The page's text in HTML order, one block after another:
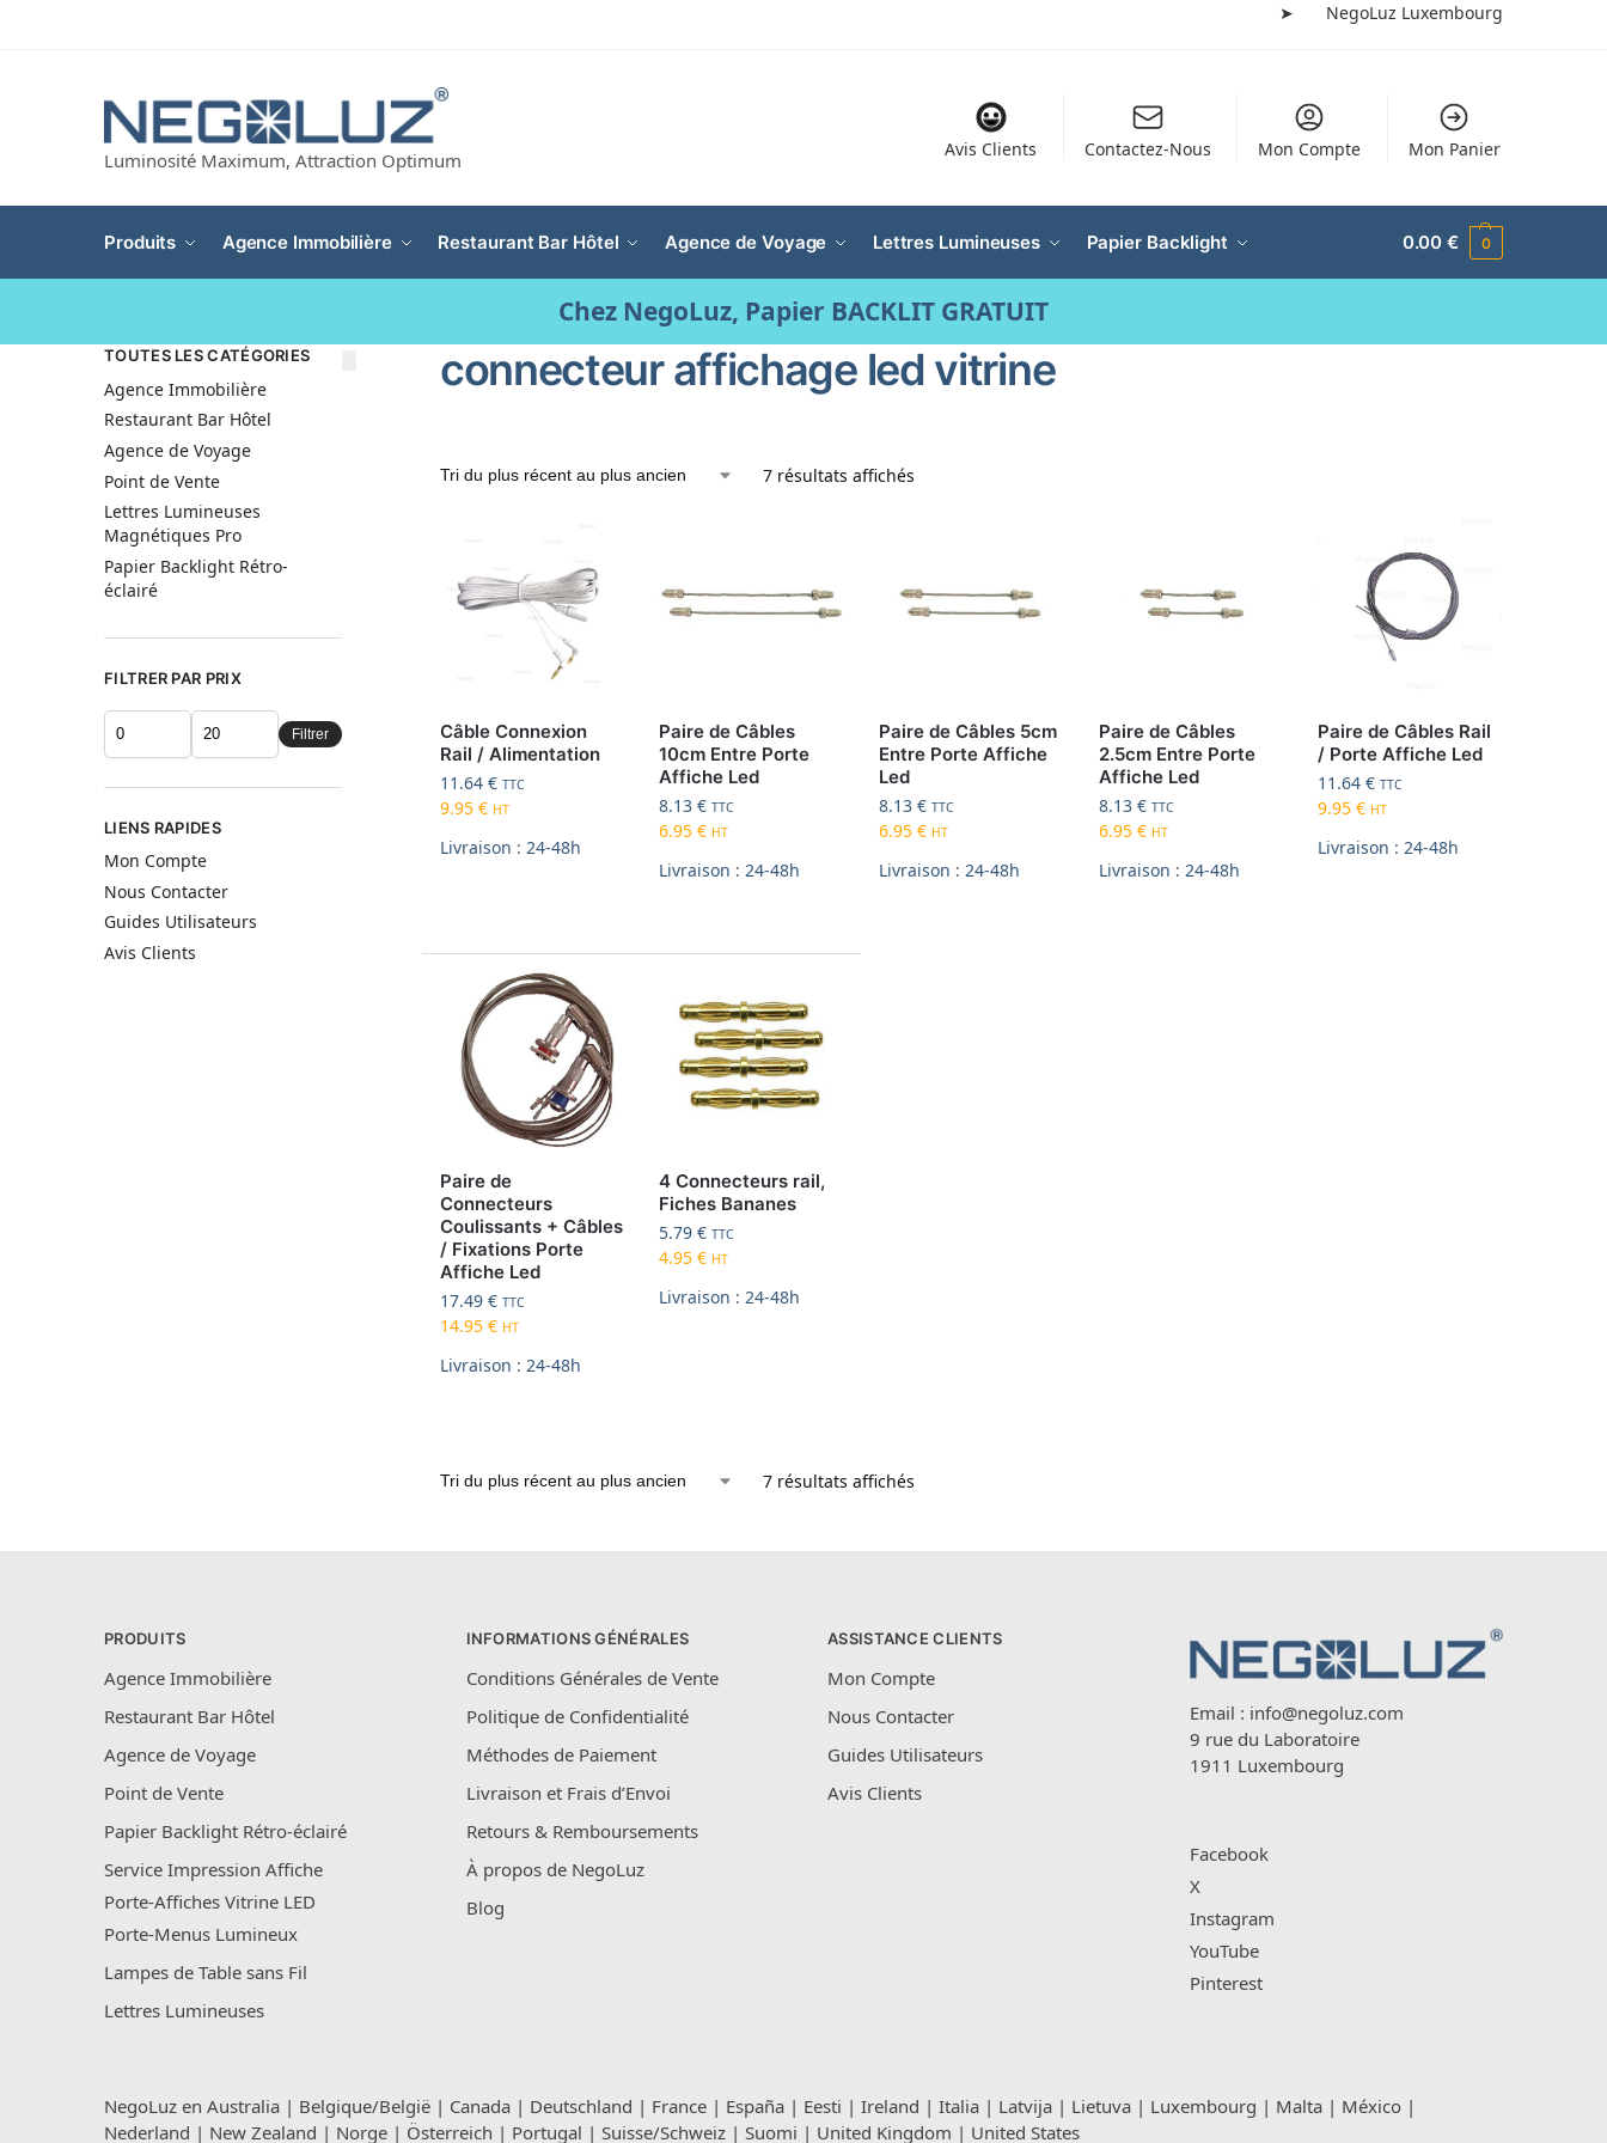
➤ NegoLuz Luxembourg
Luminosité Maximum, Attraction Optimum
Avis Clients Contactez-Nous Mon Compte Mon Panier
Produits Agence Immobilière Restaurant Bar Hôtel Agence de Voyage Lettres Lumineuses Papier Backlight 0.00€ 0
Chez NegoLuz, Papier BACKLIT GRATUIT
connecteur affichage led vitrine
7 résultats affichés
Câble Connexion
Rail / Alimentation
11.64 € TTC
9.95 € HT
Livraison : 24-48h
Paire de Câbles
10cm Entre Porte
Affiche Led
8.13€ TTC
6.95€ HT
Livraison : 24-48h
Paire de Câbles 5cm
Entre Porte Affiche
Led
8.13€ TTC
6.95€ HT
Livraison : 24-48h
Paire de Câbles
2.5cm Entre Porte
Affiche Led
8.13 € TTC
6.95 € HT
Livraison : 24-48h
Paire de Câbles Rail
/ Porte Affiche Led
11.64€ TTC
9.95€ HT
Livraison : 24-48h
Paire de
Connecteurs
Coulissants + Câbles
/ Fixations Porte
Affiche Led
17.49 € TTC
14.95 € HT
Livraison : 24-48h
4 Connecteurs rail,
Fiches Bananes
5.79€ TTC
4.95€ HT
Livraison : 24-48h
7 résultats affichés
TOUTES LES CATÉGORIES
Agence Immobilière
Restaurant Bar Hôtel
Agence de Voyage
Point de Vente
Lettres Lumineuses
Magnétiques Pro
Papier Backlight Rétro-
éclairé
FILTRER PAR PRIX
Filtrer
LIENS RAPIDES
Mon Compte
Nous Contacter
Guides Utilisateurs
Avis Clients
PRODUITS
Agence Immobilière
Restaurant Bar Hôtel
Agence de Voyage
Point de Vente
Papier Backlight Rétro-éclairé
Service Impression Affiche
Porte-Affiches Vitrine LED
Porte-Menus Lumineux
Lampes de Table sans Fil
Lettres Lumineuses
INFORMATIONS GÉNÉRALES
Conditions Générales de Vente
Politique de Confidentialité
Méthodes de Paiement
Livraison et Frais d’Envoi
Retours & Remboursements
À propos de NegoLuz
Blog
ASSISTANCE CLIENTS
Mon Compte
Nous Contacter
Guides Utilisateurs
Avis Clients
Email : info@negoluz.com
9 rue du Laboratoire
1911 Luxembourg
Facebook
X
Instagram
YouTube
Pinterest
NegoLuz en Australia | Belgique/België | Canada | Deutschland | France | España | Eesti | Ireland | Italia | Latvija | Lietuva | Luxembourg | Malta | México |
Nederland | New Zealand | Norge | Österreich | Portugal | Suisse/Schweiz | Suomi | United Kingdom | United States